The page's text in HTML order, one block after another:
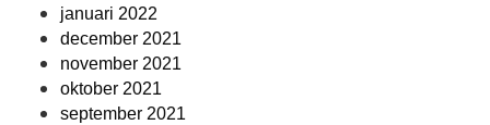
januari 2022
december 2021
november 2021
oktober 2021
september 2021